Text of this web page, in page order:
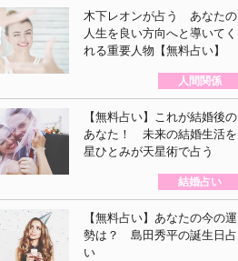
木下レオンが占う あなたの
人生を良い方向へと導いてく
れる重要人物【無料占い】
人間関係
【無料占い】これが結婚後の
あなた！ 未来の結婚生活を
星ひとみが天星術で占う
結婚占い
【無料占い】あなたの今の運
勢は？ 島田秀平の誕生日占
い